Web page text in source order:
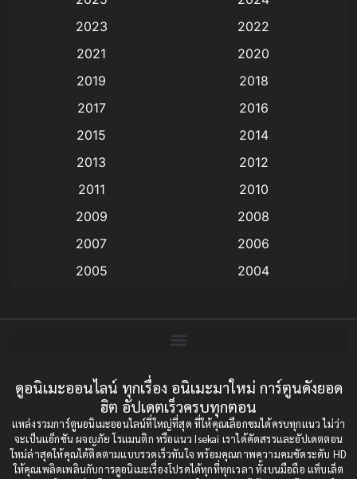
Animation การ์ตูน
Animation อนิเมะ
Animation แอนิเมชั่น
(9)
Big tits (นมใหญ่)
Bitch (ผู้หญิงร่าน)
Bondage (ทาส)(1)
boys love(1)
Censored (เซ็นเซอร์) (19)
2023
2022
2021
2020
2019
2018
2017
2016
2015
2014
2013
2012
2011
2010
2009
2008
2007
2006
2005
2004
2001
2000
1997
1996
1993
1992
1991
1990
1989
1988
ดูอนิเมะออนไลน์ ทุกเรื่อง อนิเมะมาใหม่ การ์ตูนดังยอด
ฮิต อัปเดตเร็วครบทุกตอน
แหล่งรวมการ์ตูนอนิเมะออนไลน์ที่ใหญ่ที่สุด ที่ให้คุณเลือกชมได้ครบทุกแนว ไม่ว่า
จะเป็นแอ็กชัน ผจญภัย โรแมนติก หรือแนว Isekai เราได้คัดสรรและอัปเดตตอน
ใหม่ล่าสุดให้คุณได้ติดตามแบบรวดเร็วทันใจ พร้อมคุณภาพความคมชัดระดับ HD
ให้คุณเพลิดเพลินกับการดูอนิเมะเรื่องโปรดได้ทุกที่ทุกเวลา ทั้งบนมือถือ แท็บเล็ต